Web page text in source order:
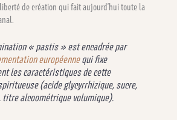
de création qui fait aujourd’hui toute la
« pastis » est encadrée par
européennequi fixe
les caractéristiques de cette
(acide glycyrrhizique, sucre,
titre alcoométrique volumique).